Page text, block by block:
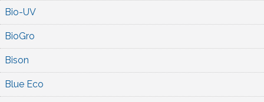
Bio-UV
BioGro
Bison
Blue Eco